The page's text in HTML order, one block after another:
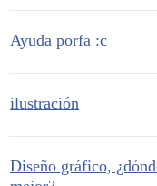
Ayuda porfa :c
ilustración
Diseño gráfico,